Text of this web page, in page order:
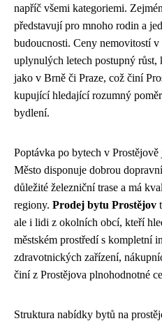
napříč všemi kategoriemi.
představují pro mnoho rodin a
budoucnosti. Ceny nemovitostí
uplynulých letech postupný růst,
jako v Brně či Praze, což činí
kupující hledající rozumný
bydlení.
Poptávka po bytech v
Město disponuje dobrou
důležité železniční trase a má
regiony. Prodej bytu Prostějov
ale i lidi z okolních obcí, kteří
městském prostředí s kompletní
zdravotnických zařízení,
činí z Prostějova plnohodnotné
Struktura nabídky bytů na